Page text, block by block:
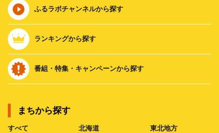
ふるラボチャンネルから探す
ランキングから探す
番組・特集・キャンペーンから探す
まちから探す
すべて 北海道 東北地方